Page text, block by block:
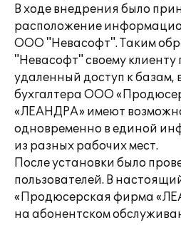
В ходе внедрения было
расположение
ООО "Невасофт". Таким
"Невасофт" своему клиенту
удаленный доступ к базам,
бухгалтера ООО
«ЛЕАНДРА» имеют
одновременно в единой
из разных рабочих мест.
После установки было
пользователей. В
«Продюсерская фирма
на абонентском